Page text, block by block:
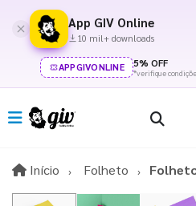
App GIV Online
10 mil+ downloads
APPGIVONLINE 5% OFF
*verifique
Início InícioFolheto